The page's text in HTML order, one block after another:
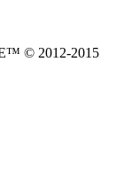
© 2012-2015